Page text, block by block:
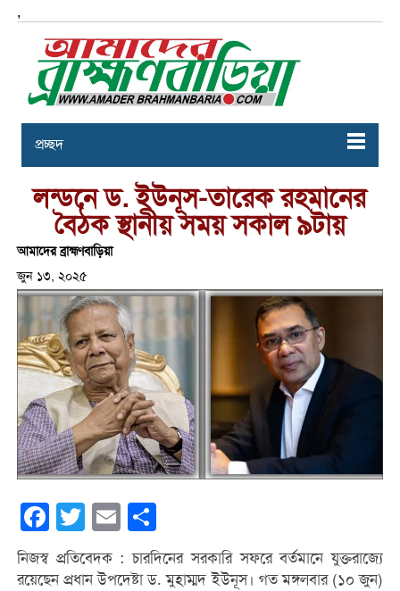
,
প্রচ্ছদ
লন্ডনে ড. ইউনূস-তারেক রহমানের
বৈঠক স্থানীয় সময় সকাল ৯টায়
আমাদের ব্রাহ্মণবাড়িয়া
জুন ১৩, ২০২৫
Facebook
Twitter Email
নিজস্ব প্রতিবেদক : চারদিনের সরকারি সফরে বর্তমানে যুক্তরাজ্যে
রয়েছেন প্রধান উপদেষ্টা ড. মুহাম্মদ ইউনূস। গত মঙ্গলবার (১০ জুন)